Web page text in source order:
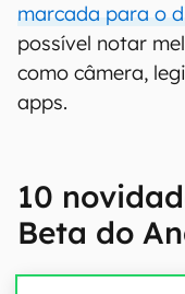
marcada para o
possível notar
como câmera,
apps.
10
Beta do